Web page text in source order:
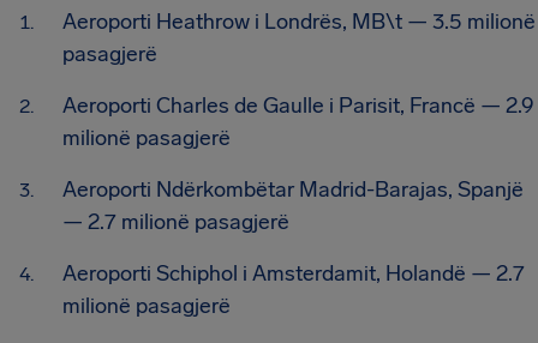
Aeroporti Heathrow i Londrës, MB\t — 3.5 milionë
pasagjerë
Aeroporti Charles de Gaulle i Parisit, Francë — 2.9
milionë pasagjerë
Aeroporti Ndërkombëtar Madrid-Barajas, Spanjë
— 2.7 milionë pasagjerë
Aeroporti Schiphol i Amsterdamit, Holandë — 2.7
milionë pasagjerë